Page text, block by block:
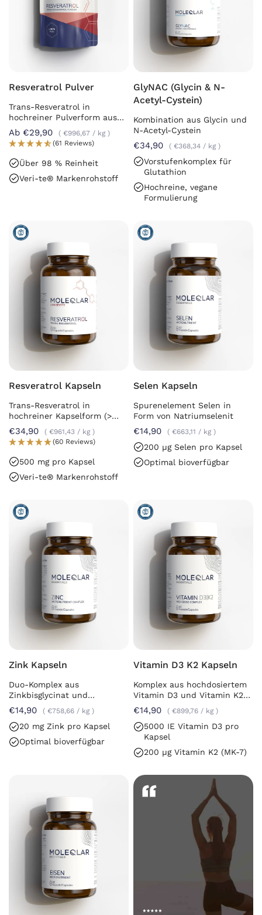
Resveratrol Pulver
Trans-Resveratrol in
hochreiner Pulverform aus
Fermentation
Ab €29,90 €996,67 / kg
(61 Reviews)
Über 98 % Reinheit
Veri-te® Markenrohstoff
GlyNAC (Glycin & N-
Acetyl-Cystein)
Kombination aus Glycin und
N-Acetyl-Cystein
€34,90 €368,34 / kg
Vorstufenkomplex für
Glutathion
Hochreine, vegane
Formulierung
Resveratrol Kapseln
Trans-Resveratrol in
hochreiner Kapselform (>
98%) aus Fermentation
€34,90 €961,43 / kg
(60 Reviews)
500 mg pro Kapsel
Veri-te® Markenrohstoff
Selen Kapseln
Spurenelement Selen in
Form von Natriumselenit
€14,90 €663,11 / kg
200 µg Selen pro Kapsel
Optimal bioverfügbar
Zink Kapseln
Duo-Komplex aus
Zinkbisglycinat und
Zinkpicolinat
€14,90 €758,66 / kg
20 mg Zink pro Kapsel
Optimal bioverfügbar
Vitamin D3 K2 Kapseln
Komplex aus hochdosiertem
Vitamin D3 und Vitamin K2
(all-trans MK-7)
€14,90 €899,76 / kg
5000 IE Vitamin D3 pro
Kapsel
200 µg Vitamin K2 (MK-7)